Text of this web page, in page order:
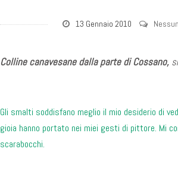
13 Gennaio 2010
Colline canavesane dalla parte di Cossano,
Gli smalti soddisfano meglio il mio desiderio di
gioia hanno portato nei miei gesti di pittore. Mi
scarabocchi.